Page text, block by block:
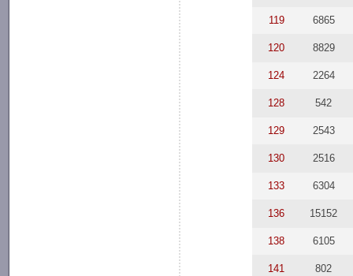
119 6865
120 8829
124 2264
128 542
129 2543
130 2516
133 6304
136 15152
138 6105
141 802